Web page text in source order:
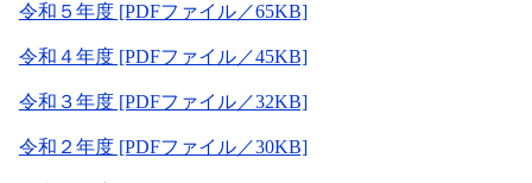
令和５年度 [PDFファイル／65KB]
令和４年度 [PDFファイル／45KB]
令和３年度 [PDFファイル／32KB]
令和２年度 [PDFファイル／30KB]